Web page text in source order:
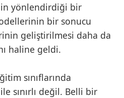
yönlendirdiği bir
bir sonucu
geliştirilmesi daha da
haline geldi.
sınıflarında
sınırlı değil. Belli bir